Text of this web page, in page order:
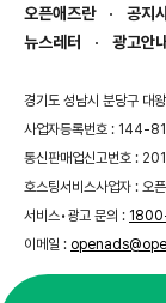
오픈애즈란 공지
뉴스레터
광고안내
경기도 성남시 분당구 대
사업자등록번호 : 144-
통신판매업신고번호 :
호스팅서비스사업자 : 오
서비스•광고 문의 :
이메일 :